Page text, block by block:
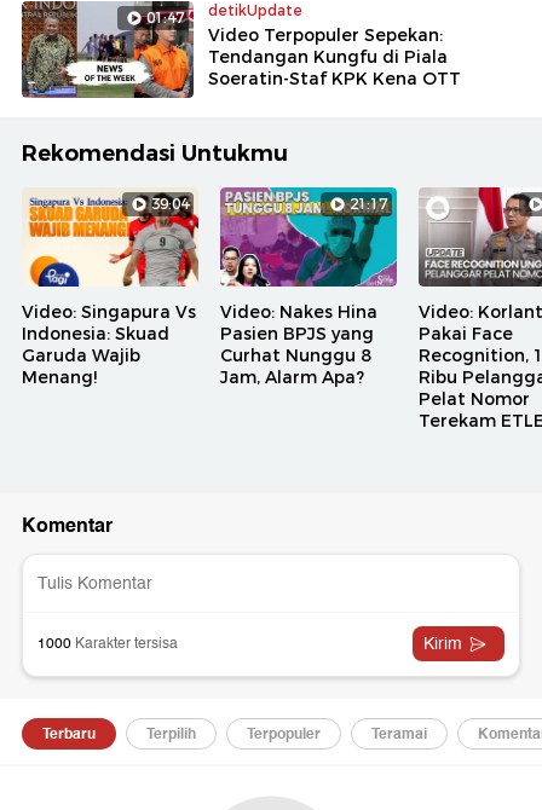
01:47 detikUpdate
Video Terpopuler Sepekan:
Tendangan Kungfu di Piala
Soeratin-Staf KPK Kena OTT
Rekomendasi Untukmu
39:04
Video: Singapura Vs
Indonesia: Skuad
Garuda Wajib
Menang!
21:17
Video: Nakes Hina
Pasien BPJS yang
Curhat Nunggu 8
Jam, Alarm Apa?
Video:
Pakai Face
Recognition,
Ribu
Pelat Nomor
Terekam